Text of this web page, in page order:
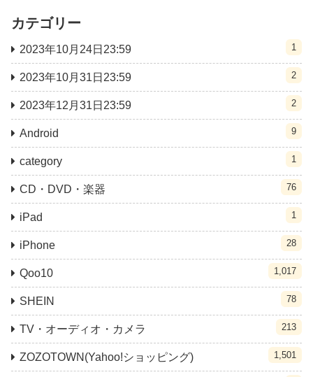
カテゴリー
2023年10月24日23:59 1
2023年10月31日23:59 2
2023年12月31日23:59 2
Android 9
category 1
CD・DVD・楽器 76
iPad 1
iPhone 28
Qoo10 1,017
SHEIN 78
TV・オーディオ・カメラ 213
ZOZOTOWN(Yahoo!ショッピング) 1,501